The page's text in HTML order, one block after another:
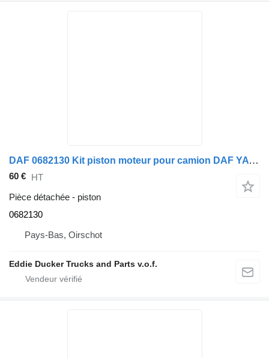
DAF 0682130 Kit piston moteur pour camion DAF YA 4442
60 € HT
Pièce détachée - piston
0682130
Pays-Bas, Oirschot
Eddie Ducker Trucks and Parts v.o.f.